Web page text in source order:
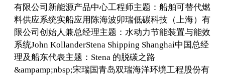
有限公司新能源产品中心工程师主题：船舶可替代燃
料供应系统实船应用陈海波卯瑞低碳科技（上海）有
限公司创始人兼总经理主题：水动力节能装置与能效
系统John KollanderStena Shipping Shanghai中国总经
理及船东代表主题：Stena 的脱碳之路
&ampamp;nbsp;宋瑞国青岛双瑞海洋环境工程股份有